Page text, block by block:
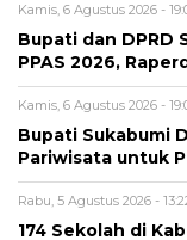
Kamis, 6 Agustus 2026 -
Bupati dan DPRD
PPAS 2026,
Kamis, 6 Agustus 2026 -
Bupati Sukabumi
Pariwisata untuk
Rabu, 5 Agustus 2026 -
174 Sekolah di